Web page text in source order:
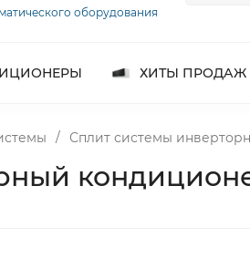
оборудования
ХИТЫ ПРОДАЖ
/ Сплит системы